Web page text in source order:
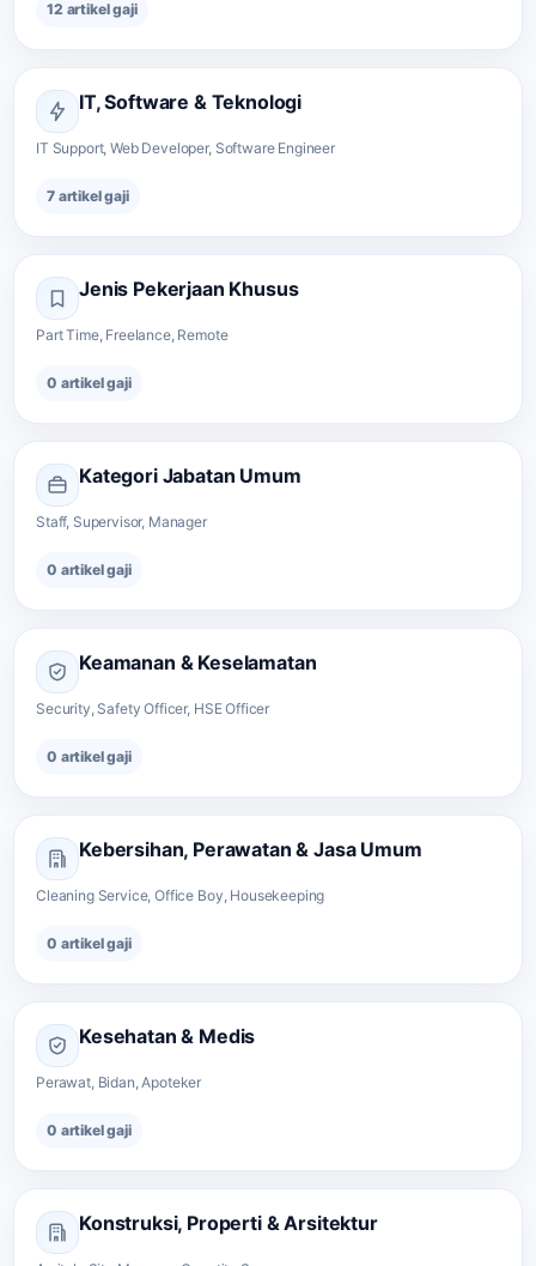
12 artikel gaji
IT, Software & Teknologi
IT Support, Web Developer, Software Engineer
7 artikel gaji
Jenis Pekerjaan Khusus
Part Time, Freelance, Remote
0 artikel gaji
Kategori Jabatan Umum
Staff, Supervisor, Manager
0 artikel gaji
Keamanan & Keselamatan
Security, Safety Officer, HSE Officer
0 artikel gaji
Kebersihan, Perawatan & Jasa Umum
Cleaning Service, Office Boy, Housekeeping
0 artikel gaji
Kesehatan & Medis
Perawat, Bidan, Apoteker
0 artikel gaji
Konstruksi, Properti & Arsitektur